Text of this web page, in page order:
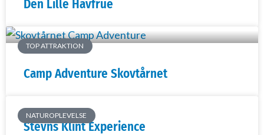
Den Lille Havfrue
TOP ATTRAKTION
Camp Adventure Skovtårnet
NATUROPLEVELSE
Stevns Klint Experience